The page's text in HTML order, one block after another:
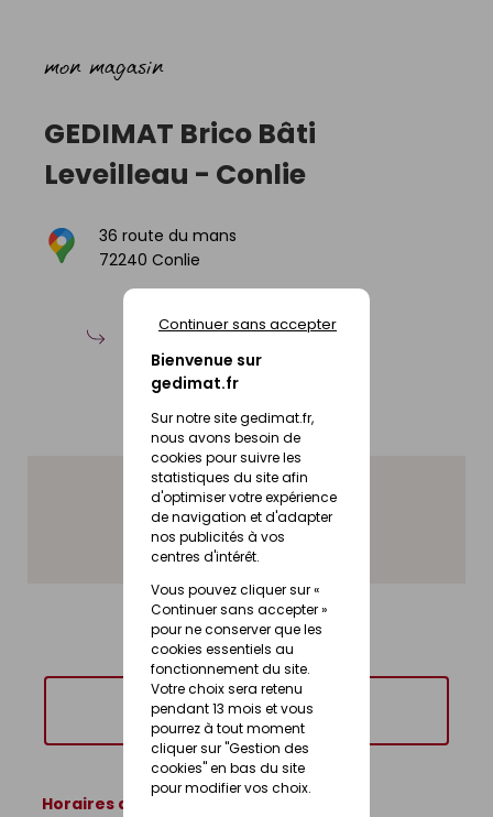
Bienvenue sur
gedimat.fr
Sur notre site gedimat.fr,
nous avons besoin de
cookies pour suivre les
statistiques du site afin
d'optimiser votre expérience
de navigation et d'adapter
nos publicités à vos
centres d'intérêt.
Vous pouvez cliquer sur «
Continuer sans accepter »
pour ne conserver que les
cookies essentiels au
fonctionnement du site.
Votre choix sera retenu
pendant 13 mois et vous
pourrez à tout moment
cliquer sur "Gestion des
cookies" en bas du site
pour modifier vos choix.
Continuer sans accepter
mon magasin
GEDIMAT Brico Bâti
Leveilleau - Conlie
36 route du mans
72240 Conlie
CHOISIRCE MAGASIN
02 43 24 04 17
Fax: 02 43 27 94 43
NOUSÉCRIRE
Ouvre à 08h30
horaires du magasin